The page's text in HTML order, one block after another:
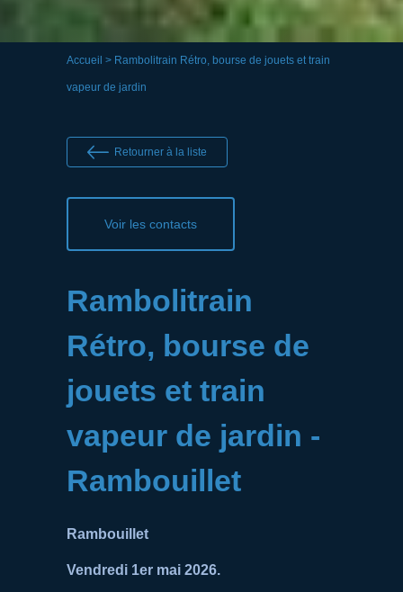
Accueil > Rambolitrain Rétro, bourse de jouets et train
vapeur de jardin
Retourner à la liste
Voir les contacts
Rambolitrain
Rétro, bourse de
jouets et train
vapeur de jardin -
Rambouillet
Rambouillet
Vendredi 1er mai 2026.